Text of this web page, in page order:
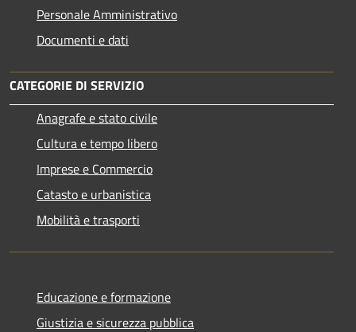
Personale Amministrativo
Documenti e dati
CATEGORIE DI SERVIZIO
Anagrafe e stato civile
Cultura e tempo libero
Imprese e Commercio
Catasto e urbanistica
Mobilità e trasporti
Educazione e formazione
Giustizia e sicurezza pubblica